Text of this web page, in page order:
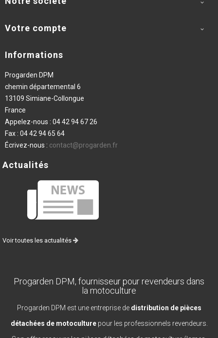

Votre compte 
Informations
Progarden DPM
chemin départemental 6
13109 Simiane-Collongue
France
Appelez-nous : 04 42 94 67 26
Fax : 04 42 94 65 64
Écrivez-nous : contact@progarden.fr
Actualités
Voir toutes les actualités
Progarden DPM, fournisseur pour revendeurs dans
la motoculture
Progarden DPM est une entreprise de distribution de pièces
détachées de motoculturepour les professionnels revendeurs.